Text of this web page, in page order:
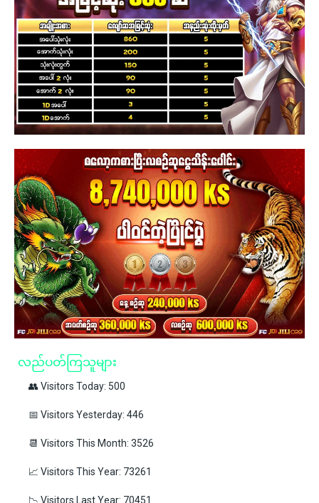
လည်ပတ်ကြသူများ
👥 Visitors Today: 500
📅 Visitors Yesterday: 446
📆 Visitors This Month: 3526
📈 Visitors This Year: 73261
📉 Visitors Last Year: 70451